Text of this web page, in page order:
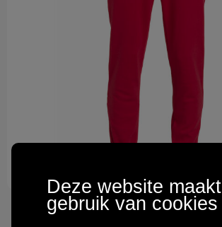
Technologie & gadgets
Themageschenken
Deze website maakt
gebruik van cookies